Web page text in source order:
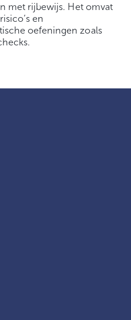
met rijbewijs. Het omvat
en
oefeningen zoals